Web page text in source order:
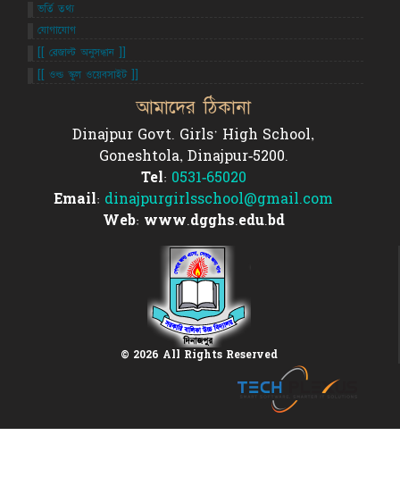
© 2026 All Rights Reserved
আমাদের ঠিকানা
Dinajpur Govt. Girls' High School,
Goneshtola, Dinajpur-5200.
Tel: 0531-65020
Email: dinajpurgirlsschool@gmail.com
Web: www.dgghs.edu.bd
ভর্তি তথ্য
যোগাযোগ
[[ রেজাল্ট অনুসন্ধান ]]
[[ ওল্ড স্কুল ওয়েবসাইট ]]